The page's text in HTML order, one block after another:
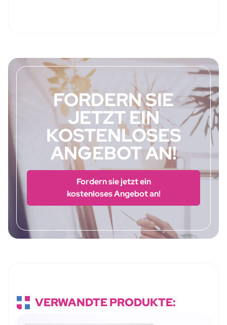
FORDERN SIE
JETZT EIN
KOSTENLOSES
ANGEBOT AN!
Fordern sie jetzt ein
kostenloses Angebot an!
VERWANDTE PRODUKTE: